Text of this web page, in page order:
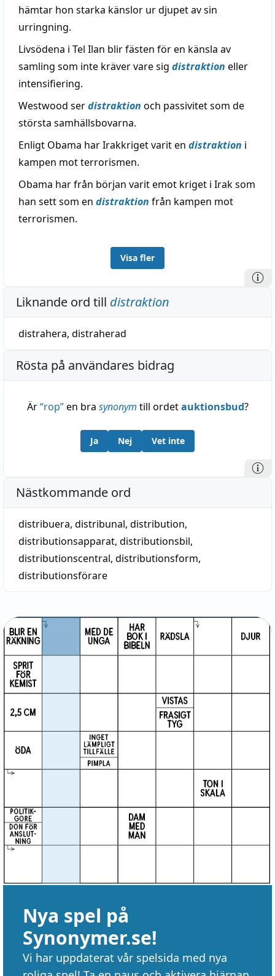
hämtar hon starka känslor ur djupet av sin
urringning.
Livsödena i Tel Ilan blir fästen för en känsla av
samling som inte kräver vare sig distraktion eller
intensifiering.
Westwood serdistraktion och passivitet som de
största samhällsbovarna.
Enligt Obama har Irakkriget varit en distraktion i
kampen mot terrorismen.
Obama har från början varit emot kriget i Irak som
han sett som en distraktion från kampen mot
terrorismen.
Visa fler
Liknande ord till distraktion
distrahera, distraherad
Rösta på användares bidrag
Är“rop”en bra synonym till ordetauktionsbud?
Ja Nej Vet inte
Nästkommande ord
distribuera, distribunal, distribution,
distributionsapparat, distributionsbil,
distributionscentral, distributionsform,
distributionsförare
Nya spel på
Synonymer.se!
Vi har uppdaterat vår spelsida med nya